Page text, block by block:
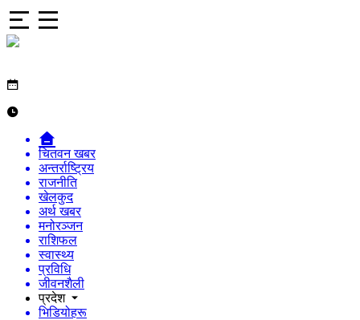
चितवन खबर
अन्तर्राष्ट्रिय
राजनीति
खेलकुद
अर्थ खबर
मनोरञ्जन
राशिफल
स्वास्थ्य
प्रविधि
जीवनशैली
प्रदेश
भिडियोहरू